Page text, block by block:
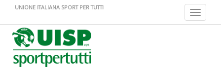
Toggle
UNIONE ITALIANA SPORT PER TUTTI